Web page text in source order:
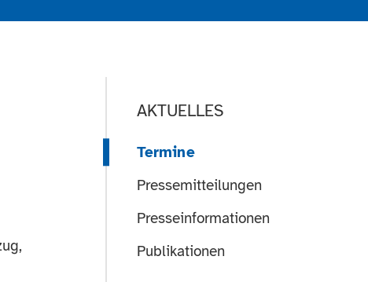
AKTUELLES
Termine
Pressemitteilungen
Presseinformationen
Publikationen